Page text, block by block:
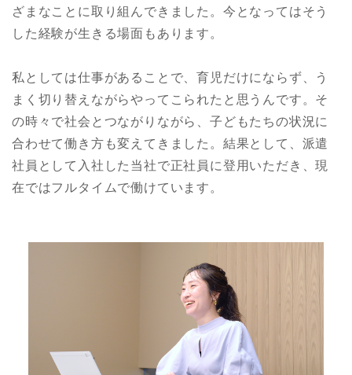
ざまなことに取り組んできました。今となってはそう
した経験が生きる場面もあります。
私としては仕事があることで、育児だけにならず、う
まく切り替えながらやってこられたと思うんです。そ
の時々で社会とつながりながら、子どもたちの状況に
合わせて働き方も変えてきました。結果として、派遣
社員として入社した当社で正社員に登用いただき、現
在ではフルタイムで働けています。